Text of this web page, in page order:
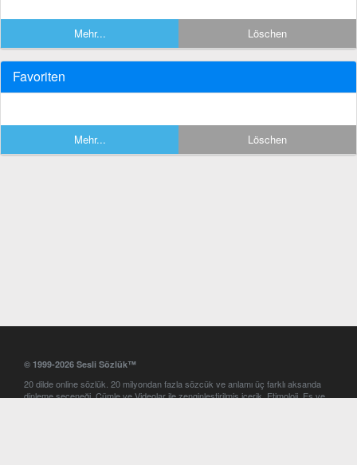
Mehr... Löschen
Favoriten
Mehr... Löschen
© 1999-2026 Sesli Sözlük™
20 dilde online sözlük. 20 milyondan fazla sözcük ve anlamı üç farklı aksanda
dinleme seçeneği. Cümle ve Videolar ile zenginleştirilmiş içerik. Etimoloji, Eş ve